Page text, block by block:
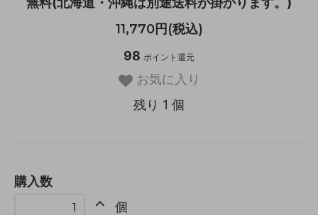
11,770円(税込)
98 ポイント還元
お気に入り
残り 1 個
購入数
個